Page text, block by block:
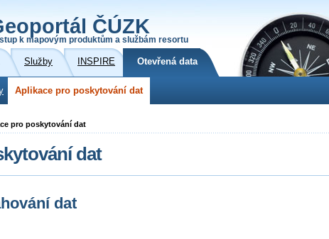
ČÚZK
k mapovým produktům a službám resortu
Služby INSPIRE Otevřená data
Aplikace pro poskytování dat
pro poskytování dat
dat
dat